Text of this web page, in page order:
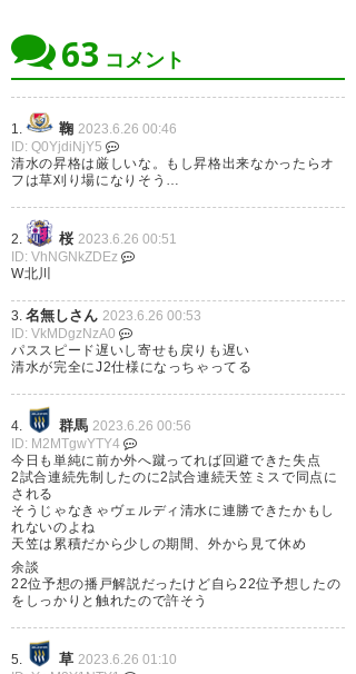
完全にゼリカと同じ流れじゃねーか笑
初速だけ
753 U-名無しさん2023/06/25(日) 21:37:01 p3HhTQi40
決定機外してたら勝てないといういつものパターン
762U-名無しさん
ここまでシュート外しちゃ勝てないわな、シンプル
に
772 U-名無しさん 2023/06/25(日) 21:39:57 BQVJtJrmM
でも去年より楽しくない？
去年ならこの展開だとAT失点だよ
773 U-名無しさん2023/06/25(日) 21:40:04 yHn3jetN0
決定力が迷子
798 U-名無しさん 2023/06/25(日) 21:46:59 pVCP7cde0
日曜日のこの時間にこんな気分になるの
しんどいな
63 コメント
1. 鞠 2023.6.26 00:46
ID: Q0YjdiNjY5
清水の昇格は厳しいな。もし昇格出来なかったらオ
フは草刈り場になりそう…
2. 桜 2023.6.26 00:51
ID: VhNGNkZDEz
W北川
3. 名無しさん 2023.6.26 00:53
ID: VkMDgzNzA0
パススピード遅いし寄せも戻りも遅い
清水が完全にJ2仕様になっちゃってる
4. 群馬 2023.6.26 00:56
ID: M2MTgwYTY4
今日も単純に前か外へ蹴ってれば回避できた失点
2試合連続先制したのに2試合連続天笠ミスで同点に
される
そうじゃなきゃヴェルディ清水に連勝できたかもし
れないのよね
天笠は累積だから少しの期間、外から見て休め
余談
22位予想の播戸解説だったけど自ら22位予想したの
をしっかりと触れたので許そう
5. 草 2023.6.26 01:10